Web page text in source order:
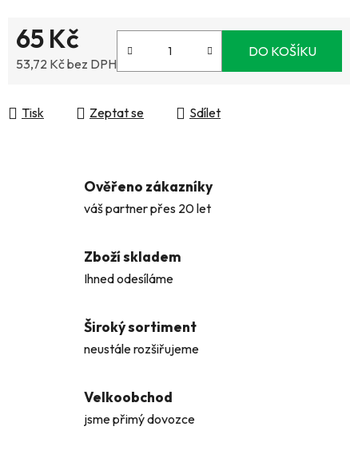
65 Kč
53,72 Kč bez DPH
DO KOŠÍKU
Tisk Zeptat se Sdílet
Ověřeno zákazníky
váš partner přes 20 let
Zboží skladem
Ihned odesíláme
Široký sortiment
neustále rozšiřujeme
Velkoobchod
jsme přimý dovozce